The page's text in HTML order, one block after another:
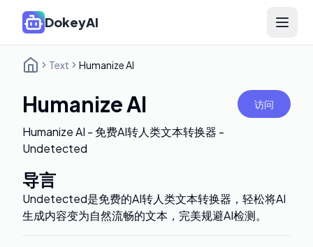
DokeyAI Open
Text Humanize AI
Humanize AI 访问
Humanize AI - 免费AI转人类文本转换器 -
Undetected
导言
Undetected是免费的AI转人类文本转换器，轻松将AI
生成内容变为自然流畅的文本，完美规避AI检测。